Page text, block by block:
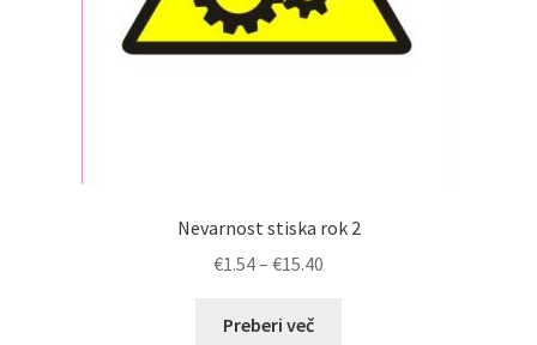
Nevarnost stiska rok 2
€1.54– €15.40
Preberi več